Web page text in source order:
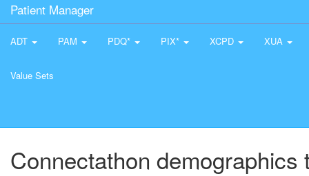
Patient Manager
ADT PAM PDQ* PIX* XCPD XUA
Value Sets
Connectathon demographics